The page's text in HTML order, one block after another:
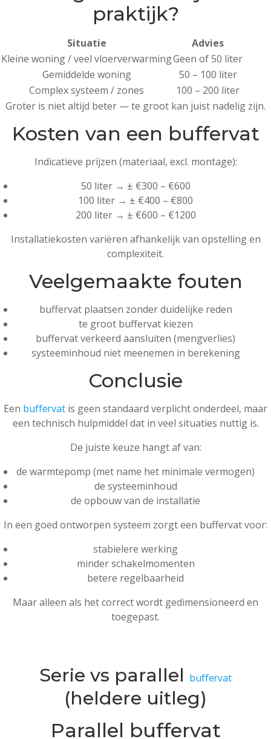
praktijk?
Situatie
Advies
Kleine woning / veel vloerverwarmingGeen of 50 liter
Gemiddelde woning
50 – 100 liter
Complex systeem / zones
100 – 200 liter
Groter is niet altijd beter — te groot kan juist nadelig zijn.
Kosten van een buffervat
Indicatieve prijzen (materiaal, excl. montage):
50 liter → ± €300 – €600
100 liter → ± €400 – €800
200 liter → ± €600 – €1200
Installatiekosten variëren afhankelijk van opstelling en
complexiteit.
Veelgemaakte fouten
buffervat plaatsen zonder duidelijke reden
te groot buffervat kiezen
buffervat verkeerd aansluiten (mengverlies)
systeeminhoud niet meenemen in berekening
Conclusie
Een buffervatis geen standaard verplicht onderdeel, maar
een technisch hulpmiddel dat in veel situaties nuttig is.
De juiste keuze hangt af van:
de warmtepomp (met name het minimale vermogen)
de systeeminhoud
de opbouw van de installatie
In een goed ontworpen systeem zorgt een buffervat voor:
stabielere werking
minder schakelmomenten
betere regelbaarheid
Maar alleen als het correct wordt gedimensioneerd en
toegepast.
Serie vs parallel buffervat
(heldere uitleg)
Parallel buffervat